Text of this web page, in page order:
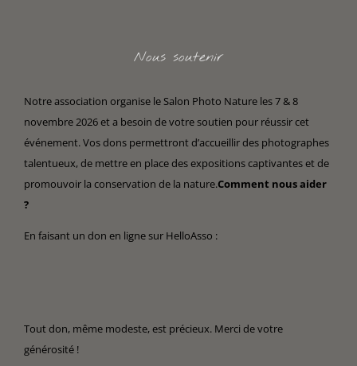
Nous soutenir
Notre association organise le Salon Photo Nature les 7 & 8
novembre 2026 et a besoin de votre soutien pour réussir cet
événement. Vos dons permettront d’accueillir des photographes
talentueux, de mettre en place des expositions captivantes et de
promouvoir la conservation de la nature.Comment nous aider
?
En faisant un don en ligne sur HelloAsso :
Tout don, même modeste, est précieux. Merci de votre
générosité !